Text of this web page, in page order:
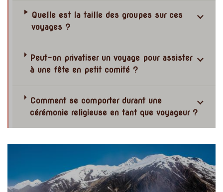
Quelle est la taille des groupes sur ces
voyages ?
Peut-on privatiser un voyage pour assister
à une fête en petit comité ?
Comment se comporter durant une
cérémonie religieuse en tant que voyageur ?